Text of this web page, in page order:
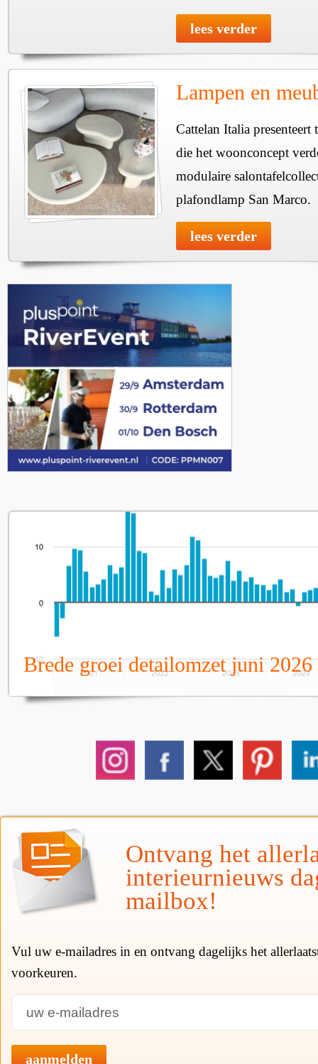
lees verder
Lampen en
Cattelan Italia
die het woonconcept
modulaire
plafondlamp San Marco.
lees verder
Brede groei detailomzet juni 2026
Ontvang het
interieurnieuws
mailbox!
Vul uw e-mailadres in en ontvang dagelijks het
voorkeuren.
aanmelden